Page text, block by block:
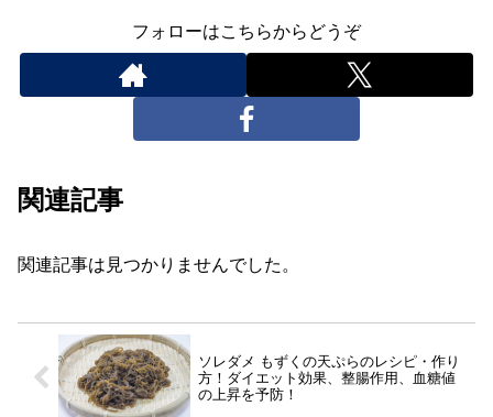
フォローはこちらからどうぞ
関連記事
関連記事は見つかりませんでした。
ソレダメ もずくの天ぷらのレシピ・作り
方！ダイエット効果、整腸作用、血糖値
の上昇を予防！